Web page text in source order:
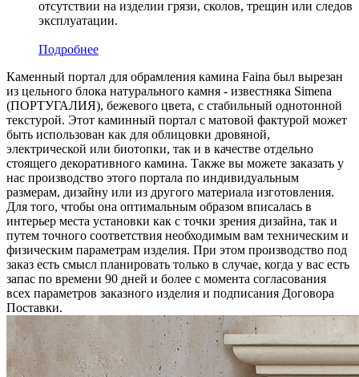
отсутствии на изделии грязи, сколов, трещин или следов
эксплуатации.
Подробнее
Каменный портал для обрамления камина Faina был вырезан
из цельного блока натурального камня - известняка Simena
(ПОРТУГАЛИЯ), бежевого цвета, c стабильный однотонной
текстурой. Этот каминный портал с матовой фактурой может
быть использован как для облицовки дровяной,
электрической или биотопки, так и в качестве отдельно
стоящего декоративного камина. Также вы можете заказать у
нас производство этого портала по индивидуальным
размерам, дизайну или из другого материала изготовления.
Для того, чтобы она оптимальным образом вписалась в
интерьер места установки как с точки зрения дизайна, так и
путем точного соответствия необходимым вам техническим и
физическим параметрам изделия. При этом производство под
заказ есть смысл планировать только в случае, когда у вас есть
запас по времени 90 дней и более с момента согласования
всех параметров заказного изделия и подписания Договора
Поставки.